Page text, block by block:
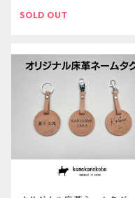
SOLD OUT